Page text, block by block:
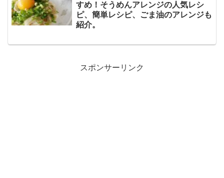
すめ！そうめんアレンジの人気レシ
ピ、簡単レシピ、ごま油のアレンジも
紹介。
スポンサーリンク